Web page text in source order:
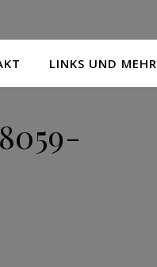
LINKS UND MEHR